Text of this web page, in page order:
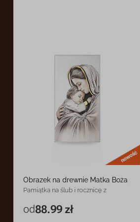
Obrazek na drewnie Matka Boża
Pamiątka na ślub i rocznicę z
od88.99 zł
6 x 12 cm